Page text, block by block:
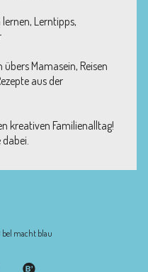
Lerntipps,
übers Mamasein, Reisen
aus der
kreativen Familienalltag!
dabei.
bel macht blau